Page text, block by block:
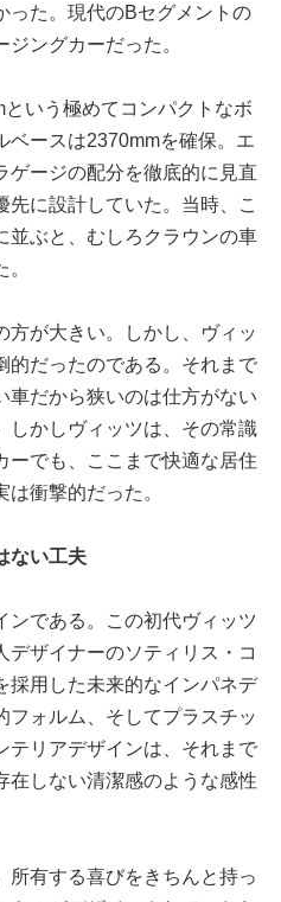
った。現代のBセグメントの
ングカーだった。
いう極めてコンパクトなボ
ベースは2370mmを確保。エ
ゲージの配分を徹底的に見直
先に設計していた。当時、こ
並ぶと、むしろクラウンの車
方が大きい。しかし、ヴィッ
的だったのである。それまで
車だから狭いのは仕方がない
しかしヴィッツは、その常識
ーでも、ここまで快適な居住
衝撃的だった。
ない工夫
ンである。この初代ヴィッツ
デザイナーのソティリス・コ
採用した未来的なインパネデ
フォルム、そしてプラスチッ
テリアデザインは、それまで
在しない清潔感のような感性
所有する喜びをきちんと持っ